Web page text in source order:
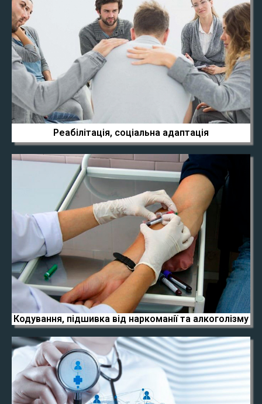
Реабілітація, соціальна адаптація
Кодування, підшивка від наркоманії та алкоголізму